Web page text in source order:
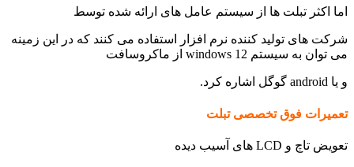
اما اکثر تبلت ها از سیستم عامل های ارائه شده توسط
شرکت های تولید کننده نرم افزار استفاده می کنند که در این زمینه
می توان به سیستم windows 12 از ماکروسافت
و یا android گوگل اشاره کرد.
تعمیرات فوق تخصصی تبلت
تعویض تاچ و LCD های آسیب دیده